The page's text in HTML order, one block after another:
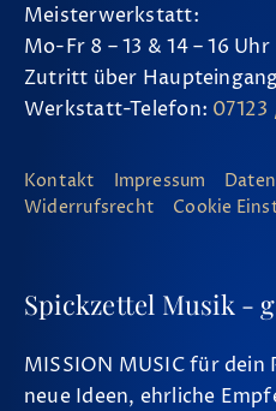
Meisterwerkstatt:
Mo-Fr 8 – 13 & 14 – 16 Uhr
Zutritt über
Werkstatt-Telefon: 07123
Kontakt Impressum
Widerrufsrecht
Cookie
Spickzettel Musik -
MISSION MUSIC für dein
neue Ideen, ehrliche